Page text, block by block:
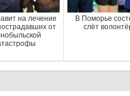
на лечение
от
В Поморье
слёт